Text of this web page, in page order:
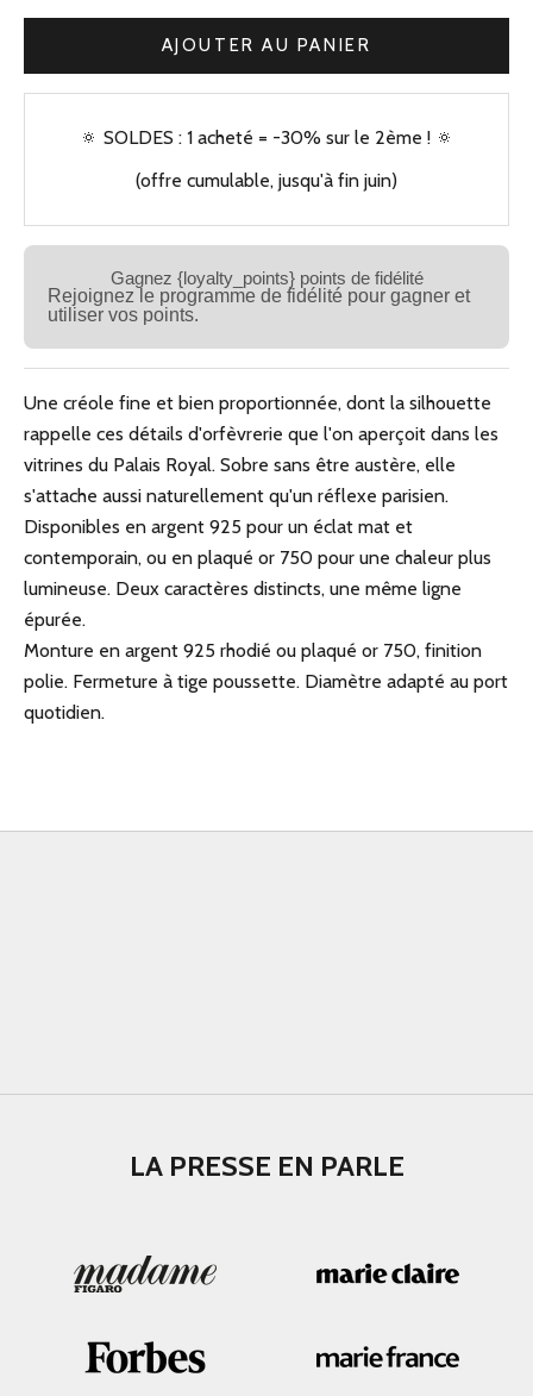
AJOUTER AU PANIER
🔅 SOLDES : 1 acheté = -30% sur le 2ème ! 🔅
(offre cumulable, jusqu'à fin juin)
Gagnez {loyalty_points} points de fidélité
Rejoignez le programme de fidélité pour gagner et
utiliser vos points.
Une créole fine et bien proportionnée, dont la silhouette
rappelle ces détails d'orfèvrerie que l'on aperçoit dans les
vitrines du Palais Royal. Sobre sans être austère, elle
s'attache aussi naturellement qu'un réflexe parisien.
Disponibles en argent 925 pour un éclat mat et
contemporain, ou en plaqué or 750 pour une chaleur plus
lumineuse. Deux caractères distincts, une même ligne
épurée.
Monture en argent 925 rhodié ou plaqué or 750, finition
polie. Fermeture à tige poussette. Diamètre adapté au port
quotidien.
LA PRESSE EN PARLE